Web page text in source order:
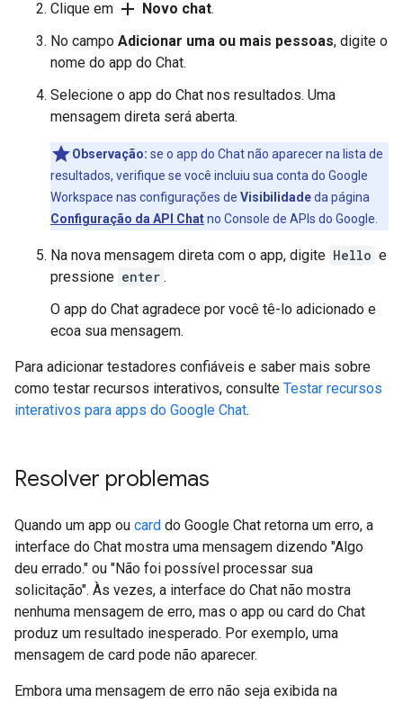
Clique em add Novo chat.
No campo Adicionar uma ou mais pessoas, digite o
nome do app do Chat.
Selecione o app do Chat nos resultados. Uma
mensagem direta será aberta.
Observação: se o app do Chat não aparecer na lista de
resultados, verifique se você incluiu sua conta do Google
Workspace nas configurações de Visibilidadeda página
Configuração da API Chatno Console de APIs do Google.
Na nova mensagem direta com o app, digite Hello e
pressione enter .
O app do Chat agradece por você tê-lo adicionado e
ecoa sua mensagem.
Para adicionar testadores confiáveis e saber mais sobre
como testar recursos interativos, consulte Testar recursos
interativos para apps do Google Chat.
Resolver problemas
Quando um app ou card do Google Chat retorna um erro, a
interface do Chat mostra uma mensagem dizendo "Algo
deu errado." ou "Não foi possível processar sua
solicitação". Às vezes, a interface do Chat não mostra
nenhuma mensagem de erro, mas o app ou card do Chat
produz um resultado inesperado. Por exemplo, uma
mensagem de card pode não aparecer.
Embora uma mensagem de erro não seja exibida na